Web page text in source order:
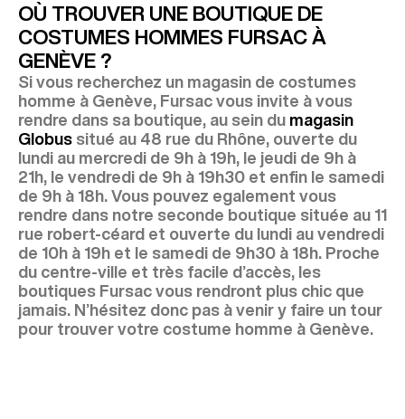
OÙ TROUVER UNE BOUTIQUE DE
COSTUMES HOMMES FURSAC À
GENÈVE ?
Si vous recherchez un magasin de costumes
homme à Genève, Fursac vous invite à vous
rendre dans sa boutique, au sein du magasin
Globus situé au 48 rue du Rhône, ouverte du
lundi au mercredi de 9h à 19h, le jeudi de 9h à
21h, le vendredi de 9h à 19h30 et enfin le samedi
de 9h à 18h. Vous pouvez egalement vous
rendre dans notre seconde boutique située au 11
rue robert-céard et ouverte du lundi au vendredi
de 10h à 19h et le samedi de 9h30 à 18h. Proche
du centre-ville et très facile d’accès, les
boutiques Fursac vous rendront plus chic que
jamais. N’hésitez donc pas à venir y faire un tour
pour trouver votre costume homme à Genève.
MEILLEURES VENTES
NOUVELLE COLLECTION
LAST CHANCE